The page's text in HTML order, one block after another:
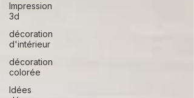
Impression
3d
décoration
d'intérieur
décoration
colorée
Idées